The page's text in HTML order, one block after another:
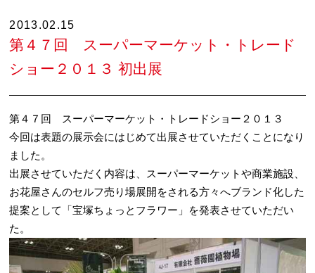
2013.02.15
第４７回 スーパーマーケット・トレード
ショー２０１３ 初出展
第４７回 スーパーマーケット・トレードショー２０１３
今回は表題の展示会にはじめて出展させていただくことになり
ました。
出展させていただく内容は、スーパーマーケットや商業施設、
お花屋さんのセルフ売り場展開をされる方々へブランド化した
提案として「宝塚ちょっとフラワー」を発表させていただい
た。